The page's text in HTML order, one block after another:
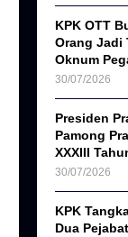
KPK OTT
Orang Jadi
Oknum
30/07/2026
Presiden
Pamong
XXXIII
30/07/2026
KPK
Dua